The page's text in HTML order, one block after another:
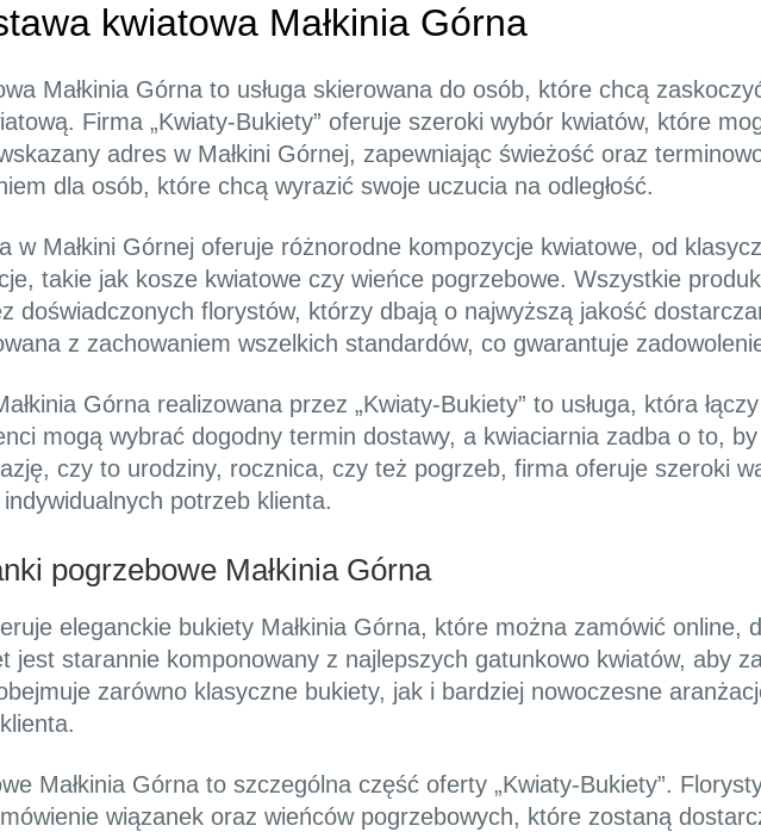
kwiatowa Małkinia Górna
Małkinia Górna to usługa skierowana do osób, które chcą
Firma „Kwiaty-Bukiety” oferuje szeroki wybór kwiatów, które
adres w Małkini Górnej, zapewniając świeżość oraz
dla osób, które chcą wyrazić swoje uczucia na odległość.
w Małkini Górnej oferuje różnorodne kompozycje kwiatowe, od
takie jak kosze kwiatowe czy wieńce pogrzebowe. Wszystkie
doświadczonych florystów, którzy dbają o najwyższą jakość
z zachowaniem wszelkich standardów, co gwarantuje
Górna realizowana przez „Kwiaty-Bukiety” to usługa, która
mogą wybrać dogodny termin dostawy, a kwiaciarnia zadba o to,
czy to urodziny, rocznica, czy też pogrzeb, firma oferuje szeroki
potrzeb klienta.
pogrzebowe Małkinia Górna
eleganckie bukiety Małkinia Górna, które można zamówić online,
jest starannie komponowany z najlepszych gatunkowo kwiatów, aby
zarówno klasyczne bukiety, jak i bardziej nowoczesne
Małkinia Górna to szczególna część oferty „Kwiaty-Bukiety”.
wiązanek oraz wieńców pogrzebowych, które zostaną